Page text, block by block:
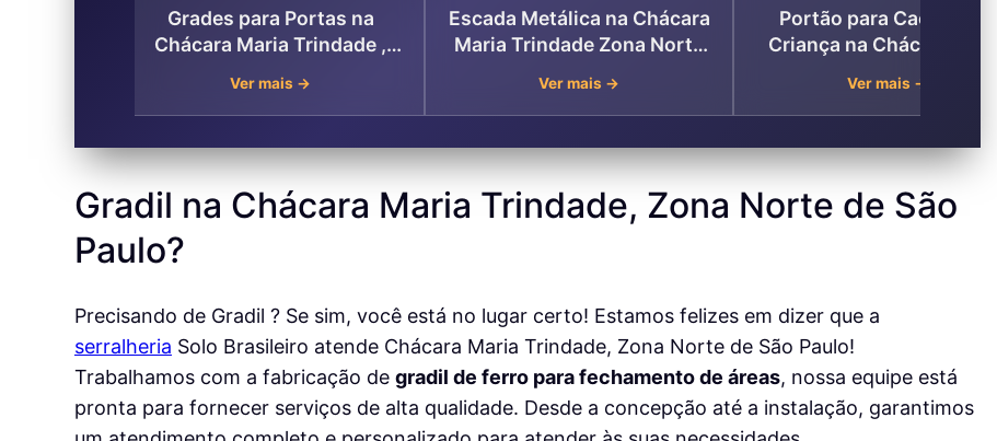
Grades para Portas na
Chácara Maria Trindade ,
Ver mais →
Escada Metálica na Chácara
Maria Trindade Zona Norte
Ver mais →
Portão para Cachorro e
Criança na Chácara Maria
Ver mais →
Gradil na Chácara Maria Trindade, Zona Norte de São
Paulo?
Precisando de Gradil ? Se sim, você está no lugar certo! Estamos felizes em dizer que a
serralheria Solo Brasileiro atende Chácara Maria Trindade, Zona Norte de São Paulo!
Trabalhamos com a fabricação de gradil de ferro para fechamento de áreas, nossa equipe está
pronta para fornecer serviços de alta qualidade. Desde a concepção até a instalação, garantimos